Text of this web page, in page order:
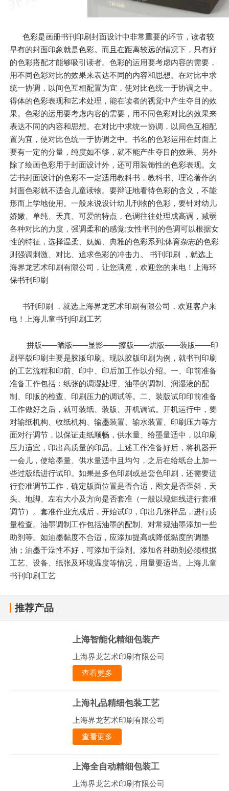
色彩是画册书刊印刷封面设计中非常重要的环节，读者较
早有的封面印象就是色彩。而且在距离较远的情况下，只有好
的色彩搭配才能够吸引读者。色彩的运用要考虑内容的需要，
用不同色彩对比的效果来表达不同的内容和思想。在对比中求
统一协调，以间色互相配置为宜，使对比色统一于协调之中。
得体的色彩表现和艺术处理，能在读者的视觉中产生夺目的效
果。色彩的运用要考虑内容的需要，用不同色彩对比的效果来
表达不同的内容和思想。在对比中求统一协调，以间色互相配
置为宜，使对比色统一于协调之中。书名的色彩运用在封面上
要有一定的分量，纯度如不够，就不能产生夺目的效果。另外
除了绘画色彩用于封面设计外，还可用装饰性的色彩表现。文
艺书封面设计的色彩不一定适用教科书，教科书、理论著作的
封面色彩就不适合儿童读物。要辩证地看待色彩的含义，不能
形而上学地使用。一般来说设计幼儿刊物的色彩，要针对幼儿
娇嫩、单纯、天真、可爱的特点，色调往往处理成高调，减弱
各种对比的力度，强调柔和的感觉;女性书刊的色调可以根据女
性的特征，选择温柔、妩媚、典雅的色彩系列;体育杂志的色彩
则强调刺激、对比、追求色彩的冲击力。 书刊印刷 ，就选上
海界龙艺术印刷有限公司，让您满意，欢迎您的来电！上海环
保书刊印刷
书刊印刷 ，就选上海界龙艺术印刷有限公司，欢迎客户来
电！上海儿童书刊印刷工艺
拼版——晒版——显影——擦版——烘版——装版——印
刷平版印刷主要是胶版印刷。现以胶版印刷为例，就书刊印刷
的工艺流程和印前、印中、印后加工作以介绍。一、印前准备
准备工作包括：纸张的调湿处理、油墨的调制、润湿液的配
制、印版的检查、印刷压力的调试等。二、装版试印印前准备
工作做好之后，就可装纸、装版、开机调试。开机运行中，要
对输纸机构、收纸机构、输墨装置、输水装置、印刷压力等方
面对行调节，以保证走纸顺畅，供水量、给墨量适中，以印刷
压力适宜，印出高质量的印品。上述工作准备好后，将机器开
一会儿，使给墨量、供水量适中且均匀，之后在给纸台上加一
些过版纸进行试印。如果是多色印刷或是套色印刷，还需要进
行套准调节工作，确定版面位置是否合适，图文是否歪斜，天
头、地脚、左右大小及方向是否套准（一般以规矩线进行套准
调节）。套准作业完成后，开始试印，印出几张样品，进行质
量检查。油墨调制工作包括油墨的配制、对常规油墨添加一些
助剂等。如油墨黏度不合适，应添加提高或降低黏度的调墨
油；油墨干澡性不好，可添加干澡剂。添加各种助剂必须根据
工艺、设备、纸张及环境温度等情况，用量要适当。上海儿童
书刊印刷工艺
推荐产品
上海智能化精细包装产
上海界龙艺术印刷有限公司
查看更多
上海礼品精细包装工艺
上海界龙艺术印刷有限公司
查看更多
上海全自动精细包装工
上海界龙艺术印刷有限公司